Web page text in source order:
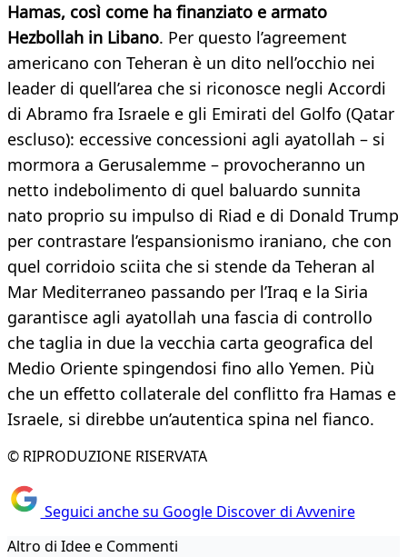
Hamas, così come ha finanziato e armato
Hezbollah in Libano. Per questo l’agreement
americano con Teheran è un dito nell’occhio nei
leader di quell’area che si riconosce negli Accordi
di Abramo fra Israele e gli Emirati del Golfo (Qatar
escluso): eccessive concessioni agli ayatollah – si
mormora a Gerusalemme – provocheranno un
netto indebolimento di quel baluardo sunnita
nato proprio su impulso di Riad e di Donald Trump
per contrastare l’espansionismo iraniano, che con
quel corridoio sciita che si stende da Teheran al
Mar Mediterraneo passando per l’Iraq e la Siria
garantisce agli ayatollah una fascia di controllo
che taglia in due la vecchia carta geografica del
Medio Oriente spingendosi fino allo Yemen. Più
che un effetto collaterale del conflitto fra Hamas e
Israele, si direbbe un’autentica spina nel fianco.
© RIPRODUZIONE RISERVATA
Seguici anche su Google Discover di Avvenire
Altro di Idee e Commenti